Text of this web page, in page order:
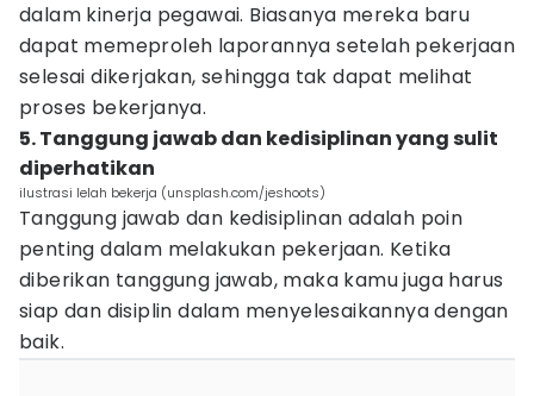
dalam kinerja pegawai. Biasanya mereka baru
dapat memeproleh laporannya setelah pekerjaan
selesai dikerjakan, sehingga tak dapat melihat
proses bekerjanya.
5. Tanggung jawab dan kedisiplinan yang sulit
diperhatikan
ilustrasi lelah bekerja (unsplash.com/jeshoots)
Tanggung jawab dan kedisiplinan adalah poin
penting dalam melakukan pekerjaan. Ketika
diberikan tanggung jawab, maka kamu juga harus
siap dan disiplin dalam menyelesaikannya dengan
baik.